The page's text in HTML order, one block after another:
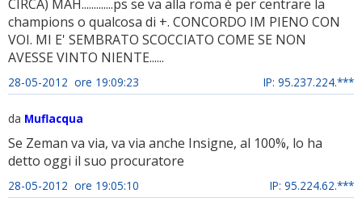
CIRCA) MAH.............ps se va alla roma è per centrare la
champions o qualcosa di +. CONCORDO IM PIENO CON
VOI. MI E' SEMBRATO SCOCCIATO COME SE NON
AVESSE VINTO NIENTE......
28-05-2012 ore 19:09:23 IP: 95.237.224.***
da Muflacqua
Se Zeman va via, va via anche Insigne, al 100%, lo ha
detto oggi il suo procuratore
28-05-2012 ore 19:05:10 IP: 95.224.62.***